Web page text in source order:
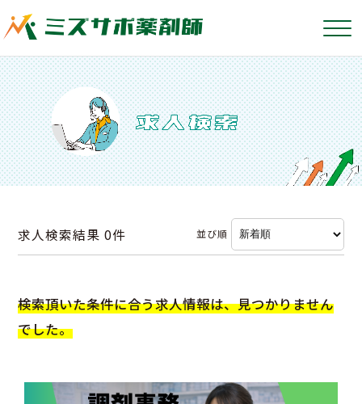
求人検索結果0件 並び順
検索頂いた条件に合う求人情報は、見つかりません
でした。